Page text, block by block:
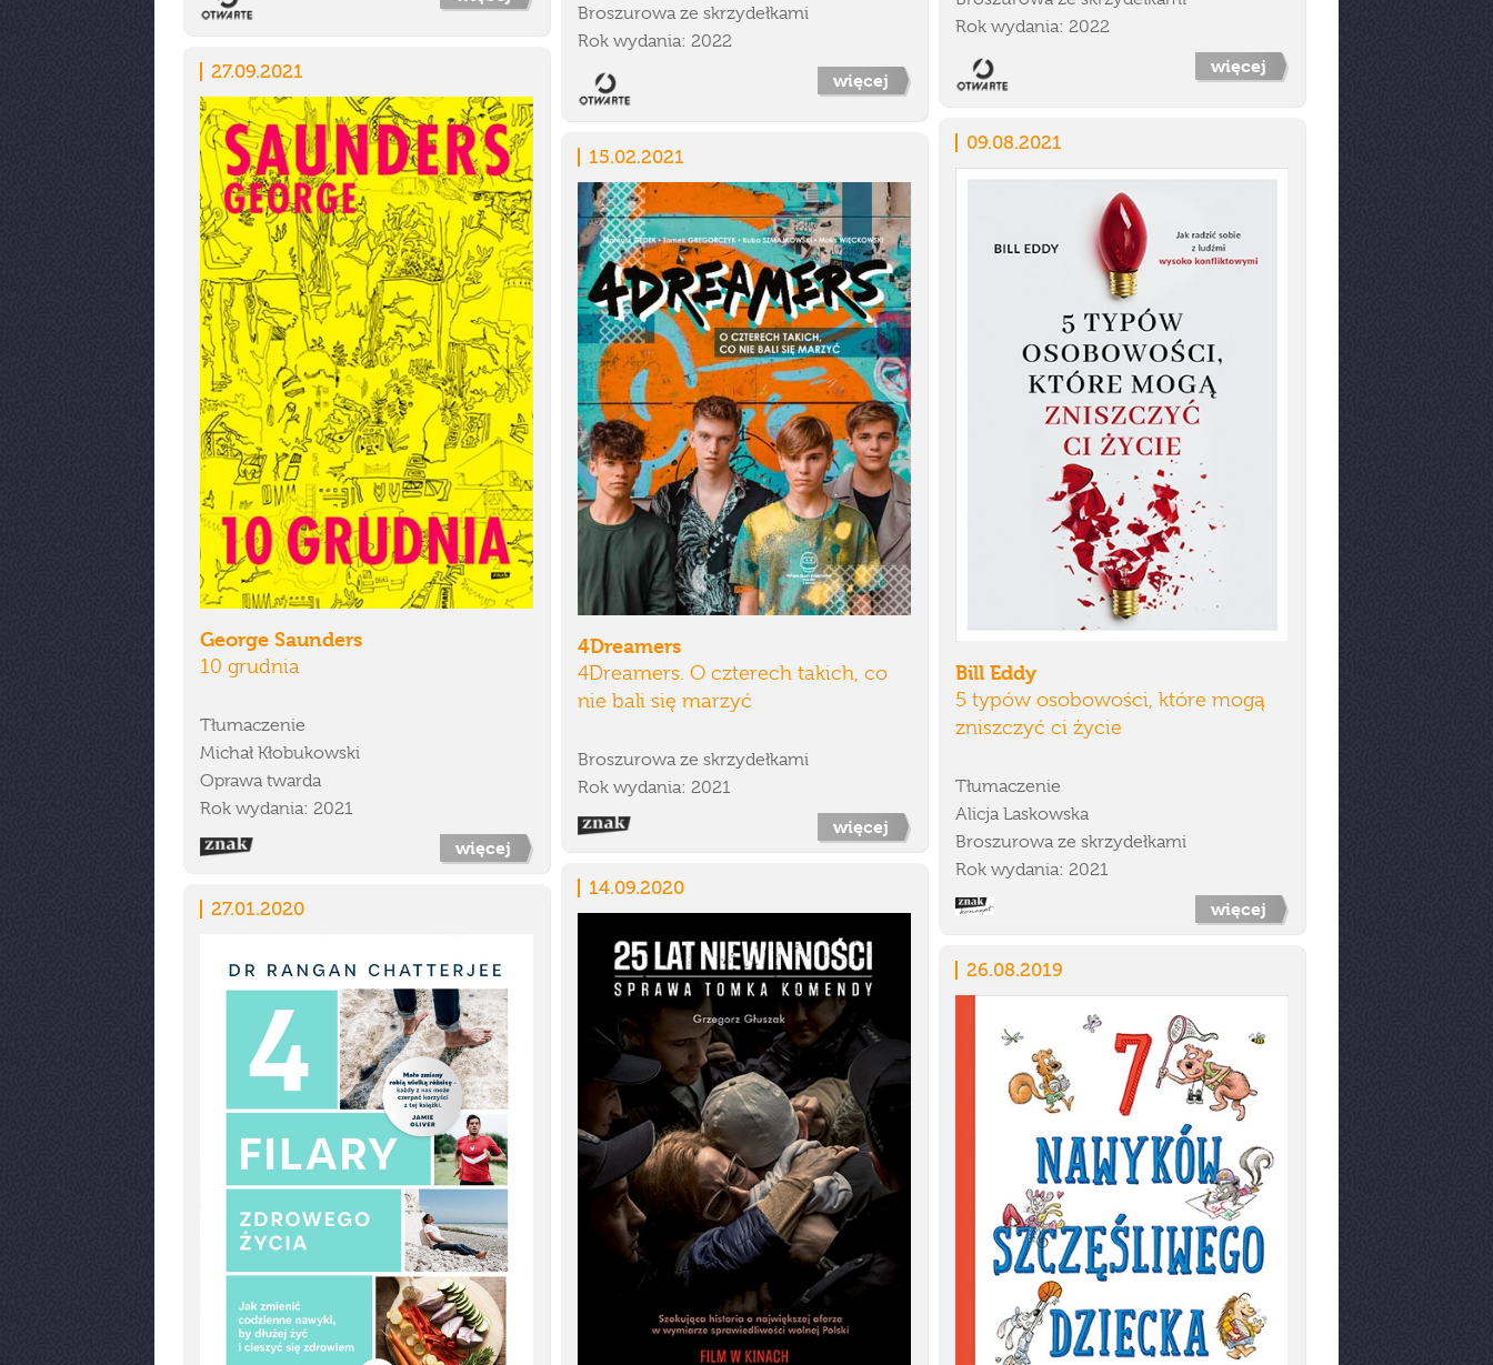
Broszurowa ze skrzydełkami
Rok wydania: 2022
więcej
Rok wydania: 2022
więcej
27.09.2021
George Saunders
10 grudnia
Tłumaczenie
Michał Kłobukowski
Oprawa twarda
Rok wydania: 2021
więcej
09.08.2021
Bill Eddy
5 typów osobowości, które mogą
zniszczyć ci życie
Tłumaczenie
Alicja Laskowska
Broszurowa ze skrzydełkami
Rok wydania: 2021
więcej
15.02.2021
4Dreamers
4Dreamers. O czterech takich, co
nie bali się marzyć
Broszurowa ze skrzydełkami
Rok wydania: 2021
więcej
14.09.2020
27.01.2020
26.08.2019